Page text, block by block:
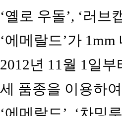
‘옐로 우돌’, ‘러브
‘에메랄드’가
2012년 11월 1일부
세 품종을 이용하
‘에메랄드’, ‘차밍